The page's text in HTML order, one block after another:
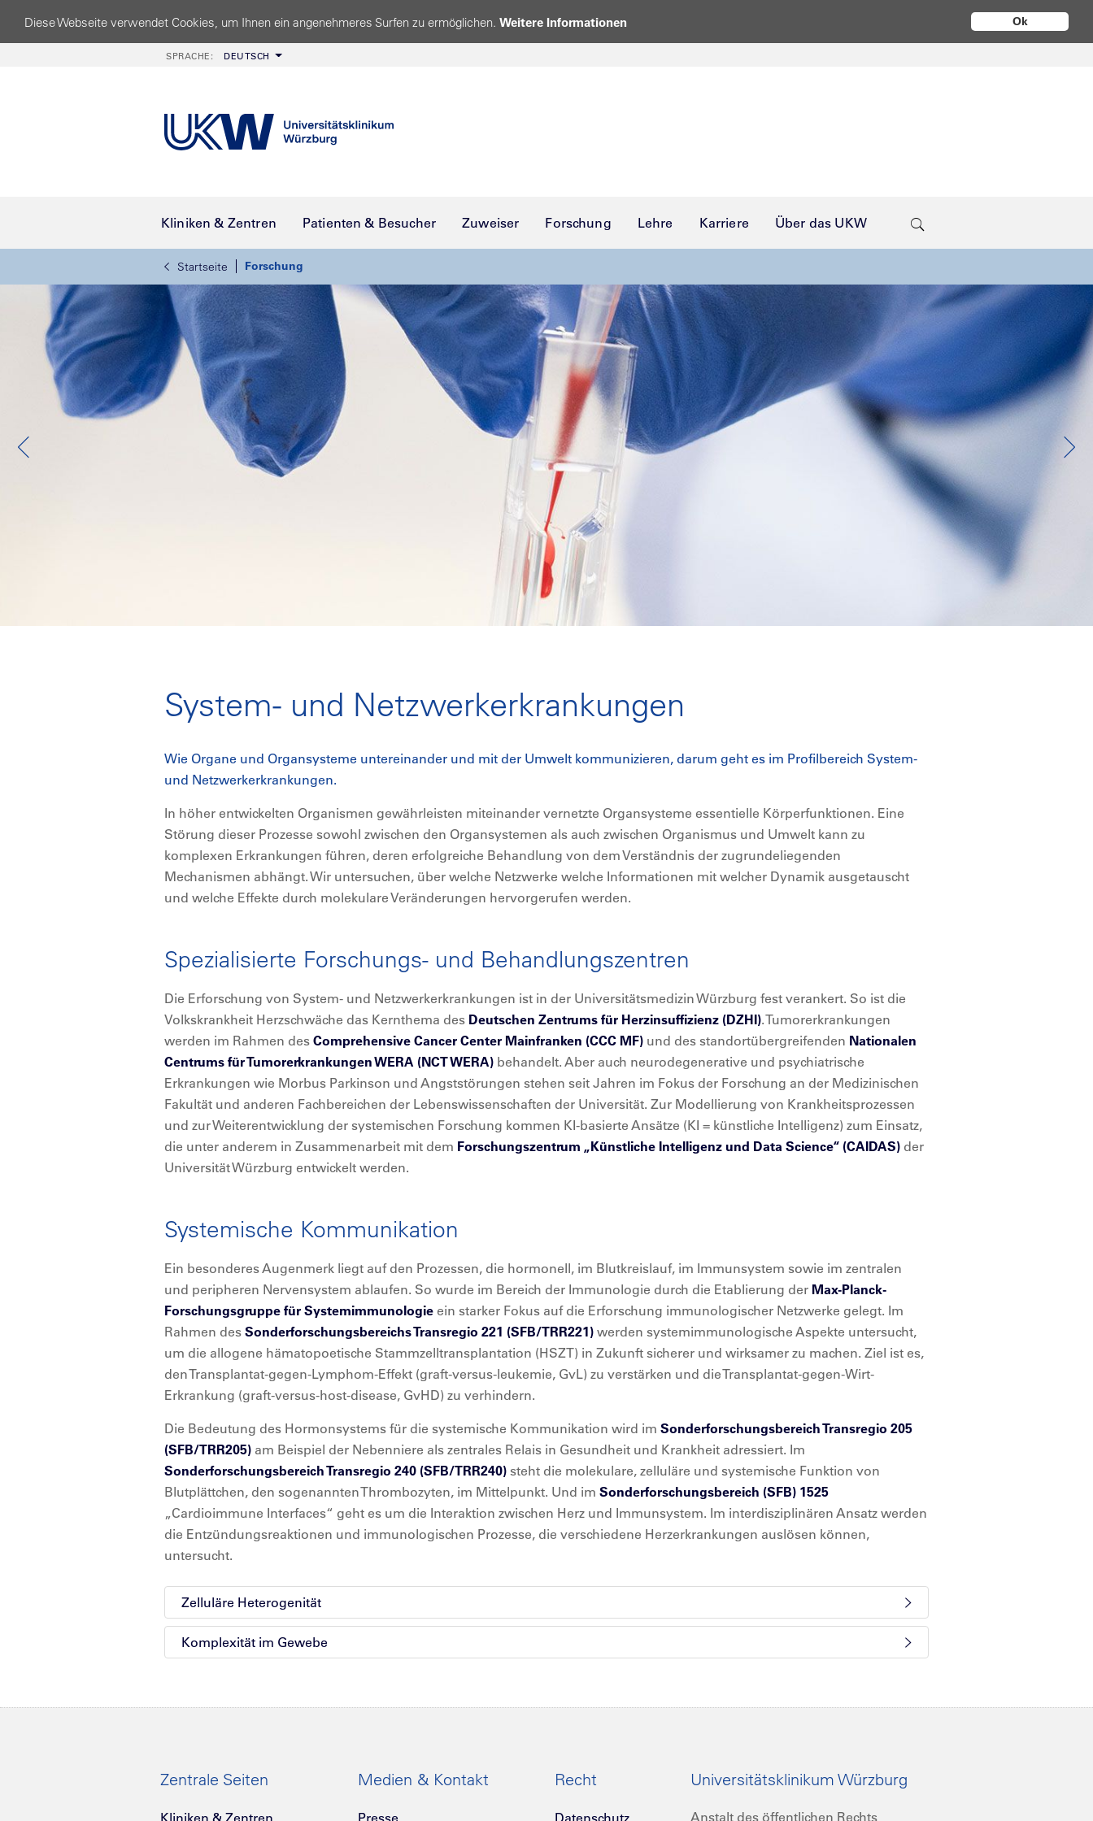
Ok
Diese Webseite verwendet Cookies, um Ihnen ein angenehmeres Surfen zu ermöglichen. Weitere Informationen
SPRACHE: DEUTSCH
Kliniken & Zentren Patienten & Besucher Zuweiser Forschung Lehre Karriere Über das UKW
Startseite Forschung
System- und Netzwerkerkrankungen
Wie Organe und Organsysteme untereinander und mit der Umwelt kommunizieren, darum geht es im Profilbereich System-
und Netzwerkerkrankungen.
In höher entwickelten Organismen gewährleisten miteinander vernetzte Organsysteme essentielle Körperfunktionen. Eine
Störung dieser Prozesse sowohl zwischen den Organsystemen als auch zwischen Organismus und Umwelt kann zu
komplexen Erkrankungen führen, deren erfolgreiche Behandlung von dem Verständnis der zugrundeliegenden
Mechanismen abhängt. Wir untersuchen, über welche Netzwerke welche Informationen mit welcher Dynamik ausgetauscht
und welche Effekte durch molekulare Veränderungen hervorgerufen werden.
Spezialisierte Forschungs- und Behandlungszentren
Die Erforschung von System- und Netzwerkerkrankungen ist in der Universitätsmedizin Würzburg fest verankert. So ist die
Volkskrankheit Herzschwäche das Kernthema des Deutschen Zentrums für Herzinsuffizienz (DZHI). Tumorerkrankungen
werden im Rahmen des Comprehensive Cancer Center Mainfranken (CCC MF) und des standortübergreifenden Nationalen
Centrums für Tumorerkrankungen WERA (NCT WERA) behandelt. Aber auch neurodegenerative und psychiatrische
Erkrankungen wie Morbus Parkinson und Angststörungen stehen seit Jahren im Fokus der Forschung an der Medizinischen
Fakultät und anderen Fachbereichen der Lebenswissenschaften der Universität. Zur Modellierung von Krankheitsprozessen
und zur Weiterentwicklung der systemischen Forschung kommen KI-basierte Ansätze (KI = künstliche Intelligenz) zum Einsatz,
die unter anderem in Zusammenarbeit mit dem Forschungszentrum „Künstliche Intelligenz und Data Science“ (CAIDAS) der
Universität Würzburg entwickelt werden.
Systemische Kommunikation
Ein besonderes Augenmerk liegt auf den Prozessen, die hormonell, im Blutkreislauf, im Immunsystem sowie im zentralen
und peripheren Nervensystem ablaufen. So wurde im Bereich der Immunologie durch die Etablierung der Max-Planck-
Forschungsgruppe für Systemimmunologie ein starker Fokus auf die Erforschung immunologischer Netzwerke gelegt. Im
Rahmen des Sonderforschungsbereichs Transregio 221 (SFB/TRR221) werden systemimmunologische Aspekte untersucht,
um die allogene hämatopoetische Stammzelltransplantation (HSZT) in Zukunft sicherer und wirksamer zu machen. Ziel ist es,
den Transplantat-gegen-Lymphom-Effekt (graft-versus-leukemie, GvL) zu verstärken und die Transplantat-gegen-Wirt-
Erkrankung (graft-versus-host-disease, GvHD) zu verhindern.
Die Bedeutung des Hormonsystems für die systemische Kommunikation wird im Sonderforschungsbereich Transregio 205
(SFB/TRR205) am Beispiel der Nebenniere als zentrales Relais in Gesundheit und Krankheit adressiert. Im
Sonderforschungsbereich Transregio 240 (SFB/TRR240) steht die molekulare, zelluläre und systemische Funktion von
Blutplättchen, den sogenannten Thrombozyten, im Mittelpunkt. Und im Sonderforschungsbereich (SFB) 1525
„Cardioimmune Interfaces“ geht es um die Interaktion zwischen Herz und Immunsystem. Im interdisziplinären Ansatz werden
die Entzündungsreaktionen und immunologischen Prozesse, die verschiedene Herzerkrankungen auslösen können,
untersucht.
Zelluläre Heterogenität
Komplexität im Gewebe
Zentrale Seiten
Kliniken & Zentren
Medien & Kontakt
Presse
Recht
Datenschutz
Universitätsklinikum Würzburg
Anstalt des öffentlichen Rechts